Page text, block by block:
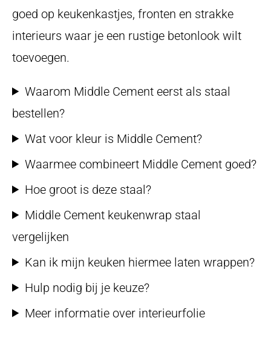
goed op keukenkastjes, fronten en strakke
interieurs waar je een rustige betonlook wilt
toevoegen.
Waarom Middle Cement eerst als staal
bestellen?
Wat voor kleur is Middle Cement?
Waarmee combineert Middle Cement goed?
Hoe groot is deze staal?
Middle Cement keukenwrap staal
vergelijken
Kan ik mijn keuken hiermee laten wrappen?
Hulp nodig bij je keuze?
Meer informatie over interieurfolie